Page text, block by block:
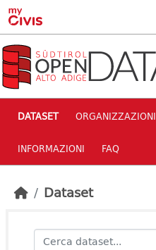
Skip to main content
DATASET ORGANIZZAZIONI
INFORMAZIONI FAQ
Dataset